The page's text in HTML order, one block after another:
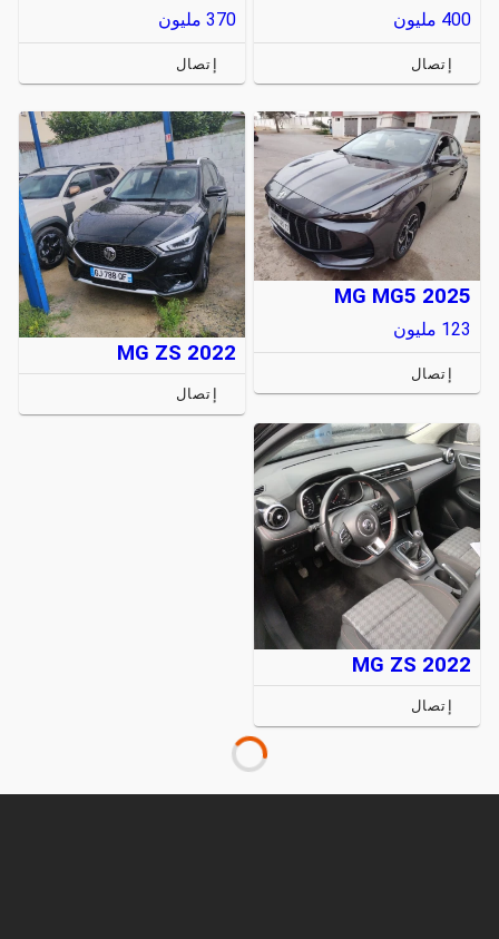
400 مليون
إتصال
370 مليون
إتصال
MG MG5 2025
123 مليون
إتصال
MG ZS 2022
إتصال
MG ZS 2022
إتصال